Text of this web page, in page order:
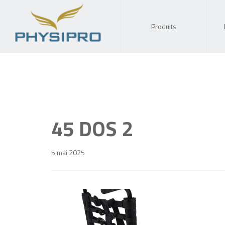
Produits
45 DOS 2
5 mai 2025